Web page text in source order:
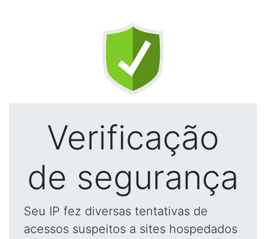
Verificação
de segurança
Seu IP fez diversas tentativas de
acessos suspeitos a sites hospedados